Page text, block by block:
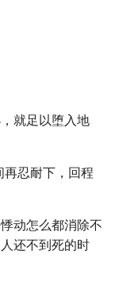
就足以堕入地
再忍耐下，回程
动怎么都消除不
还不到死的时